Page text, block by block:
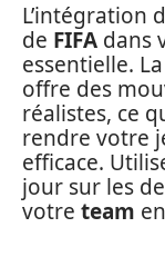
L’intégration
de FIFA dans
essentielle.
offre des
réalistes, ce
rendre votre
efficace.
jour sur les
votre team